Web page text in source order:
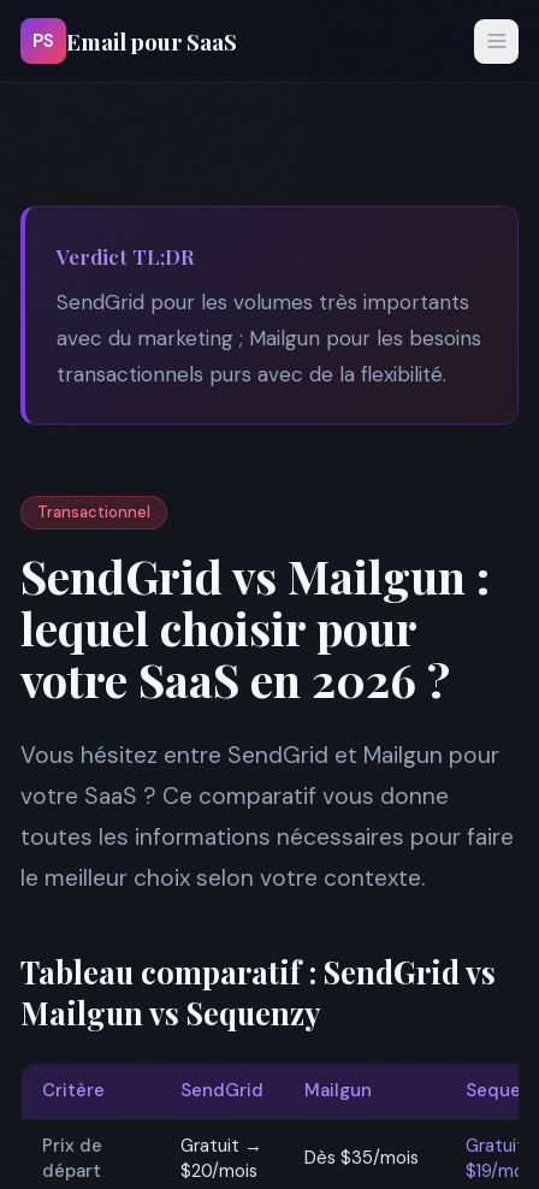
PS Email pour SaaS
Verdict TL;DR
SendGrid pour les volumes très importants
avec du marketing ; Mailgun pour les besoins
transactionnels purs avec de la flexibilité.
Transactionnel
SendGrid vs Mailgun :
lequel choisir pour
votre SaaS en 2026 ?
Vous hésitez entre SendGrid et Mailgun pour
votre SaaS ? Ce comparatif vous donne
toutes les informations nécessaires pour faire
le meilleur choix selon votre contexte.
Tableau comparatif : SendGrid vs
Mailgun vs Sequenzy
Critère SendGrid Mailgun
Prix de
départ
Gratuit →
$20/mois
Dès $35/mois
Gratuit
$19/mois